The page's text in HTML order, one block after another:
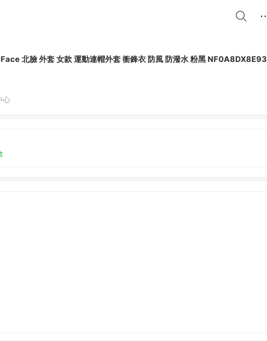
北臉 外套 女款 運動連帽外套 衝鋒衣 防風 防潑水 粉黑 NF0A8DX8E93
心